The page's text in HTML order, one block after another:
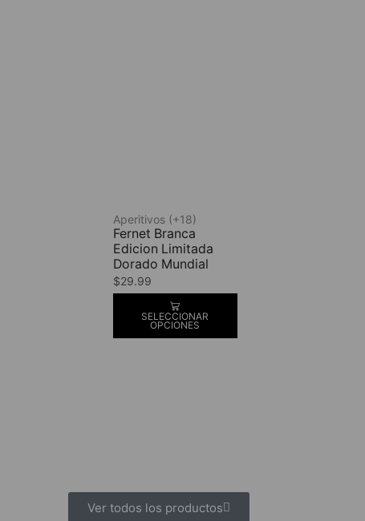
Aperitivos (+18)
Fernet Branca
Edicion Limitada
Dorado Mundial
$29.99
SELECCIONAR
OPCIONES
Ver todos los productos